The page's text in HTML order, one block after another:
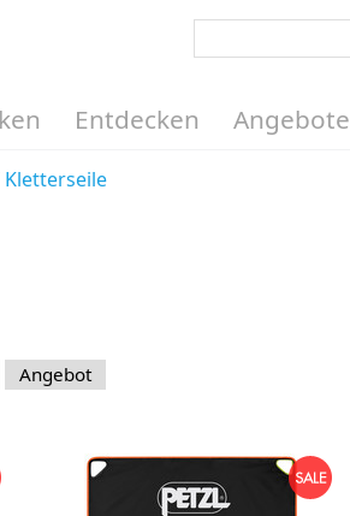
Entdecken Angebote
Kletterseile
Angebot